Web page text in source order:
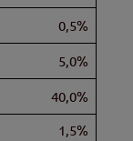
0,5%
5,0%
40,0%
1,5%